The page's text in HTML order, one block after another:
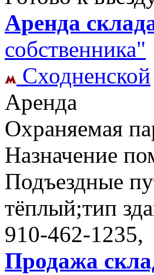
Аренда
собственника"
Сходненской
Аренда
Охраняемая
Назначение
Подъездные
тёплый;тип
910-462-1235,
Продажа